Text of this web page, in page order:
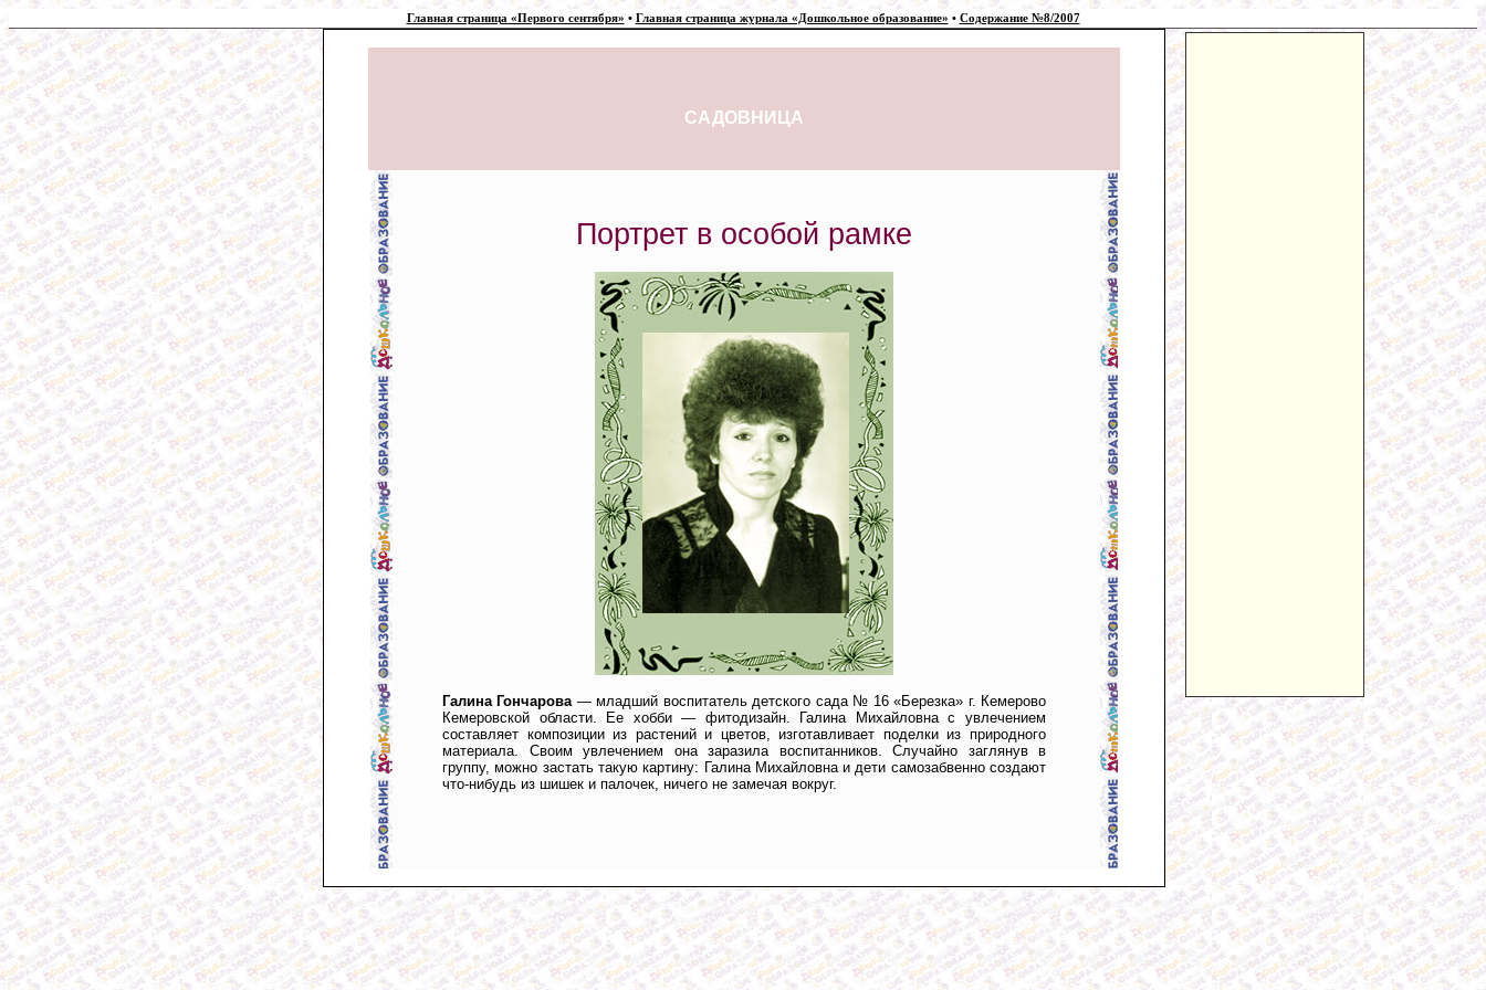
Главная страница «Первого сентября» • Главная страница журнала «Дошкольное образование» • Содержание №8/2007
САДОВНИЦА
Портрет в особой рамке
Галина Гончарова — младший воспитатель детского сада № 16 «Березка» г. Кемерово
Кемеровской области. Ее хобби — фитодизайн. Галина Михайловна с увлечением
составляет композиции из растений и цветов, изготавливает поделки из природного
материала. Своим увлечением она заразила воспитанников. Случайно заглянув в
группу, можно застать такую картину: Галина Михайловна и дети самозабвенно создают
что-нибудь из шишек и палочек, ничего не замечая вокруг.